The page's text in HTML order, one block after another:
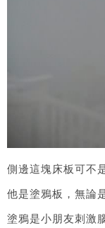
側邊這塊床板可不
他是塗鴉板，無論
塗鴉是小朋友刺激